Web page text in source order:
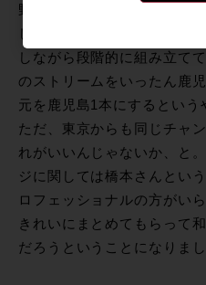
野井倉：当時はライブ配信
しながら段階的に組み立て
のストリームをいったん鹿
元を鹿児島1本にするという
ただ、東京からも同じチャ
れがいいんじゃないか、と
ジに関しては橋本さんとい
ロフェッショナルの方がい
きれいにまとめてもらって
だろうということになりまし